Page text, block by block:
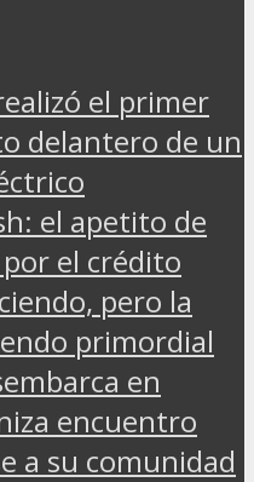
el primer
delantero de un
el apetito de
el crédito
pero la
primordial
en
encuentro
a su comunidad